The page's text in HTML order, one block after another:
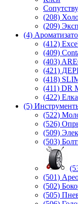
(208)
(209)
(4)
(412)
(409)
(403)
(421)
(418)
(411) DR
(422) Елка
(5)
(522)
(526)
(509)
(503)
(501)
(502)
(505)